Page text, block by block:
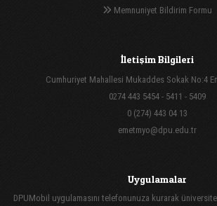
Memnuniyet Bildirim Formu
İletişim Bilgileri
Cumhuriyet Mahallesi Mukaddes Sokak No:4
0274 443 5454 - 5411 - 5409
0 (274) 443 04 13
emetmyo@dpu.edu.tr
Uygulamalar
DPUMobil uygulamasını telefonunuza kurarak